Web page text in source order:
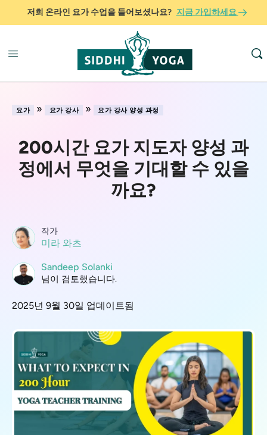
저희 온라인 요가 수업을 들어보셨나요? 지금 가입하세요
요가 » 요가 강사 » 요가 강사 양성 과정
200시간 요가 지도자 양성 과
정에서 무엇을 기대할 수 있을
까요?
작가
미라 와츠
Sandeep Solanki
님이 검토했습니다.
2025년 9월 30일 업데이트됨